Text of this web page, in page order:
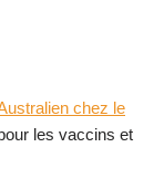
chez le
les vaccins et